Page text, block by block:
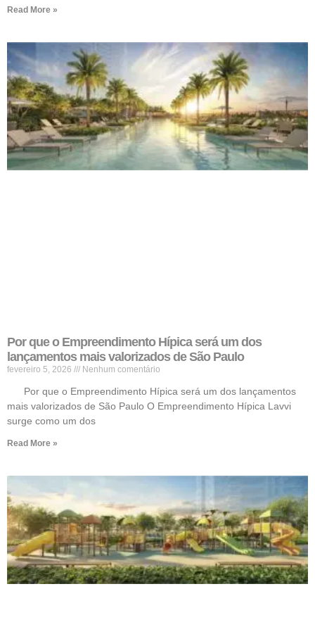
Read More »
Por que o Empreendimento Hípica será um dos
lançamentos mais valorizados de São Paulo
fevereiro 5, 2026 Nenhum comentário
Por que o Empreendimento Hípica será um dos lançamentos
mais valorizados de São Paulo O Empreendimento Hípica Lavvi
surge como um dos
Read More »